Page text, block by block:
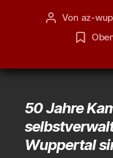
Beitragsautor
Von az-
50 Jahre
Wuppertal